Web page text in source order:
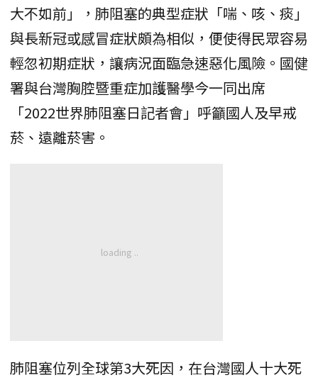
大不如前」，肺阻塞的典型症狀「喘、咳、痰」
與長新冠或感冒症狀頗為相似，便使得民眾容易
輕忽初期症狀，讓病況面臨急速惡化風險。國健
署與台灣胸腔暨重症加護醫學今一同出席
「2022世界肺阻塞日記者會」呼籲國人及早戒
菸、遠離菸害。
肺阻塞位列全球第3大死因，在台灣國人十大死